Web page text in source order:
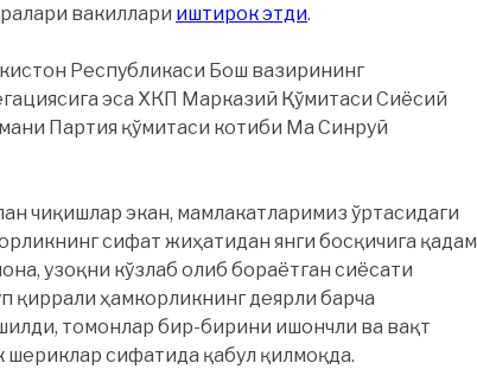
вакиллари иштирок этди.
Республикаси Бош вазирининг
эса ХКП Марказий Қўмитаси Сиёсий
Партия қўмитаси котиби Ма Синруй
чиқишлар экан, мамлакатларимиз ўртасидаги
сифат жиҳатидан янги босқичига қадам
​​узоқни кўзлаб олиб бораётган сиёсати
қиррали ҳамкорликнинг деярли барча
томонлар бир-бирини ишончли ва вақт
шериклар сифатида қабул қилмоқда.